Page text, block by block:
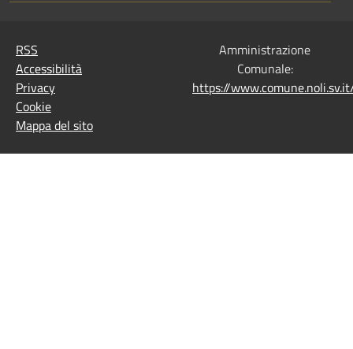
RSS
Accessibilità
Privacy
Cookie
Mappa del sito
Amministrazione
Comunale:
https://